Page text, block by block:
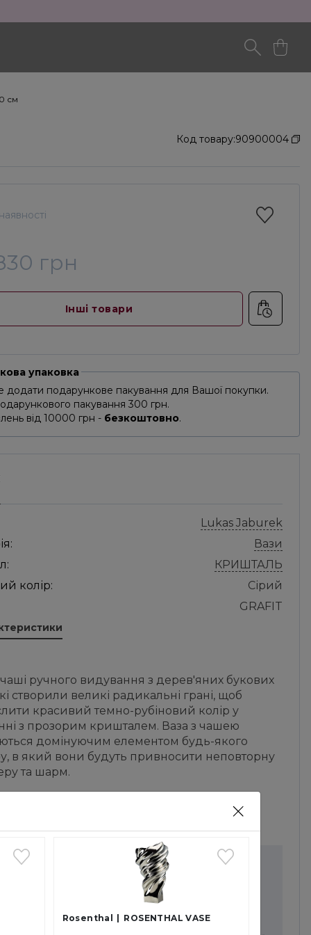
см
Код товару:90900004
грн
Інші товари
упаковка
додати подарункове пакування для Вашої покупки.
пакування 300 грн.
від 10000 грн - безкоштовно.
Lukas Jaburek
Вази
КРИШТАЛЬ
колір:
Сірий
GRAFIT
чаші ручного видування з дерев'яних букових
створили великі радикальні грані, щоб
красивий темно-рубіновий колір у
з прозорим кришталем. Ваза з чашею
домінуючим елементом будь-якого
в який вони будуть привносити неповторну
та шарм.
Rosenthal ROSENTHAL VASE